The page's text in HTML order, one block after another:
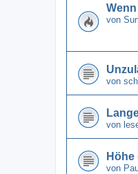
von
von
von
von